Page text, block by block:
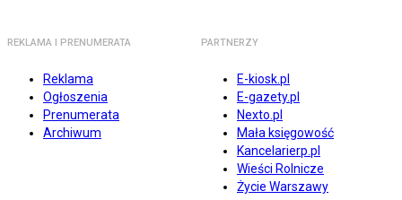
REKLAMA I PRENUMERATA
Reklama
Ogłoszenia
Prenumerata
Archiwum
PARTNERZY
E-kiosk.pl
E-gazety.pl
Nexto.pl
Mała księgowość
Kancelarierp.pl
Wieści Rolnicze
Życie Warszawy